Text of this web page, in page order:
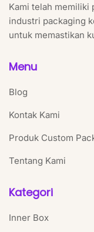
Kami telah memiliki
industri packaging
untuk memastikan
Menu
Blog
Kontak Kami
Produk Custom
Tentang Kami
Kategori
Inner Box